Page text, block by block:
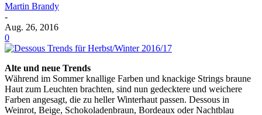
Martin Brandy
-
Aug. 26, 2016
0
Alte und neue Trends
Während im Sommer knallige Farben und knackige Strings braune
Haut zum Leuchten brachten, sind nun gedecktere und weichere
Farben angesagt, die zu heller Winterhaut passen. Dessous in
Weinrot, Beige, Schokoladenbraun, Bordeaux oder Nachtblau